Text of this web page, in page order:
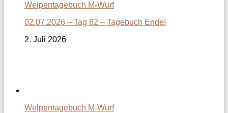
Welpentagebuch M-Wurf
02.07.2026 – Tag 62 – Tagebuch Ende!
2. Juli 2026
Welpentagebuch M-Wurf